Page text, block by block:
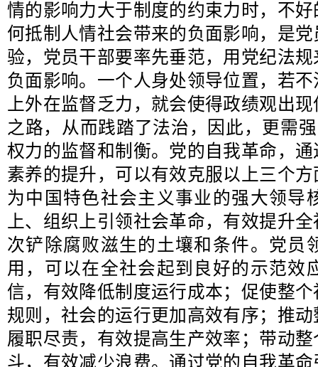
情的影响力大于制度的约束力时，不
何抵制人情社会带来的负面影响，是
验，党员干部要率先垂范，用党纪法
负面影响。一个人身处领导位置，若
上外在监督乏力，就会使得政绩观出
之路，从而践踏了法治，因此，更需
权力的监督和制衡。党的自我革命，
素养的提升，可以有效克服以上三个
为中国特色社会主义事业的强大领导
上、组织上引领社会革命，有效提升
次铲除腐败滋生的土壤和条件。党员
用，可以在全社会起到良好的示范效
信，有效降低制度运行成本；促使整
规则，社会的运行更加高效有序；推
履职尽责，有效提高生产效率；带动
斗，有效减少浪费。通过党的自我革